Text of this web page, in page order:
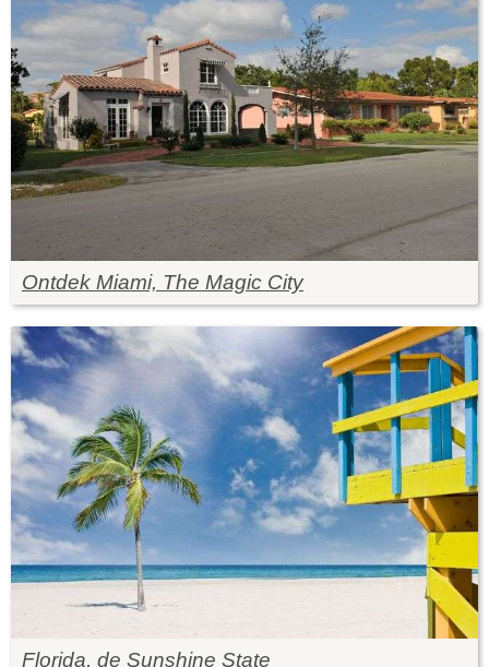
Ontdek Miami, The Magic City
Florida, de Sunshine State